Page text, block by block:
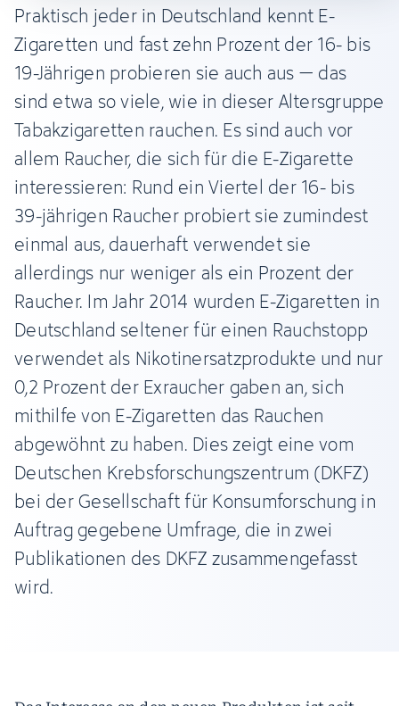
Praktisch jeder in Deutschland kennt E-
Zigaretten und fast zehn Prozent der 16- bis
19-Jährigen probieren sie auch aus – das
sind etwa so viele, wie in dieser Altersgruppe
Tabakzigaretten rauchen. Es sind auch vor
allem Raucher, die sich für die E-Zigarette
interessieren: Rund ein Viertel der 16- bis
39-jährigen Raucher probiert sie zumindest
einmal aus, dauerhaft verwendet sie
allerdings nur weniger als ein Prozent der
Raucher. Im Jahr 2014 wurden E-Zigaretten in
Deutschland seltener für einen Rauchstopp
verwendet als Nikotinersatzprodukte und nur
0,2 Prozent der Exraucher gaben an, sich
mithilfe von E-Zigaretten das Rauchen
abgewöhnt zu haben. Dies zeigt eine vom
Deutschen Krebsforschungszentrum (DKFZ)
bei der Gesellschaft für Konsumforschung in
Auftrag gegebene Umfrage, die in zwei
Publikationen des DKFZ zusammengefasst
wird.